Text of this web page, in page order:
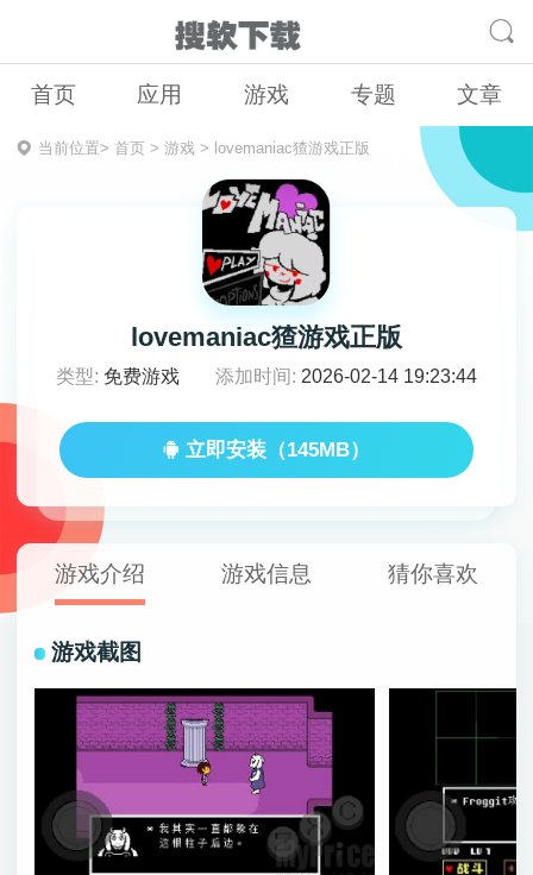
首页 应用 游戏 专题 文章
当前位置> 首页> 游戏> lovemaniac猹游戏正版
lovemaniac猹游戏正版
类型: 免费游戏 添加时间: 2026-02-14 19:23:44
立即安装（145MB）
游戏介绍 游戏信息 猜你喜欢
游戏截图